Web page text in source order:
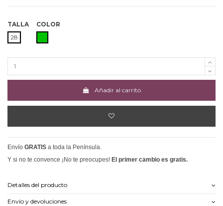
TALLA
28
COLOR
Añadir al carrito
Envío GRATIS a toda la Península.
Y si no te convence ¡No te preocupes! El primer cambio es gratis.
Detalles del producto
Envío y devoluciones